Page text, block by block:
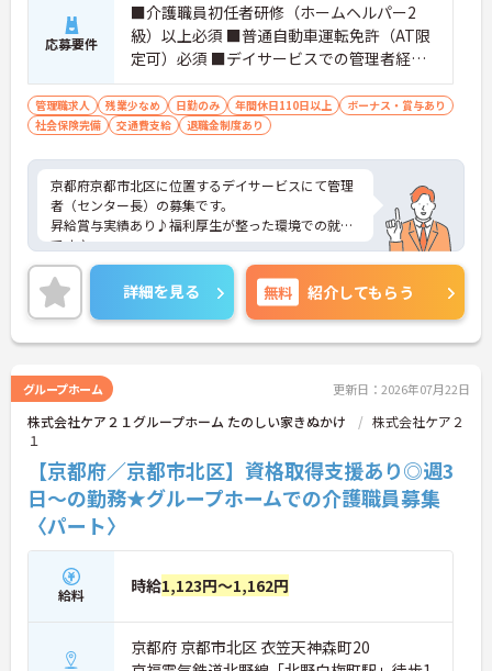
応募要件
■介護職員初任者研修（ホームヘルパー2
級）以上必須 ■普通自動車運転免許（AT限
定可）必須 ■デイサービスでの管理者経験
必須 ■介護経験(5年以上) 必須 ■マネジメ
ント経験 必須
管理職求人 残業少なめ 日勤のみ 年間休日110日以上
ボーナス・賞与あり
社会保険完備
交通費支給 退職金制度あり
京都府京都市北区に位置するデイサービスにて管理
者（センター長）の募集です。
昇給賞与実績あり♪福利厚生が整った環境での就業
です♪
ご興味ある方には、面接対策ポイントなど、さらに
詳細をお話しいたしますのでお気軽にご相談くださ
い。
詳細を見る 無料 紹介してもらう
グループホーム 更新日：2026年07月22日
株式会社ケア２１グループホーム たのしい家きぬかけ
株式会社ケア２
１
【京都府／京都市北区】資格取得支援あり◎週3
日～の勤務★グループホームでの介護職員募集
〈パート〉
給料 時給1,123円～1,162円
京都府 京都市北区 衣笠天神森町20